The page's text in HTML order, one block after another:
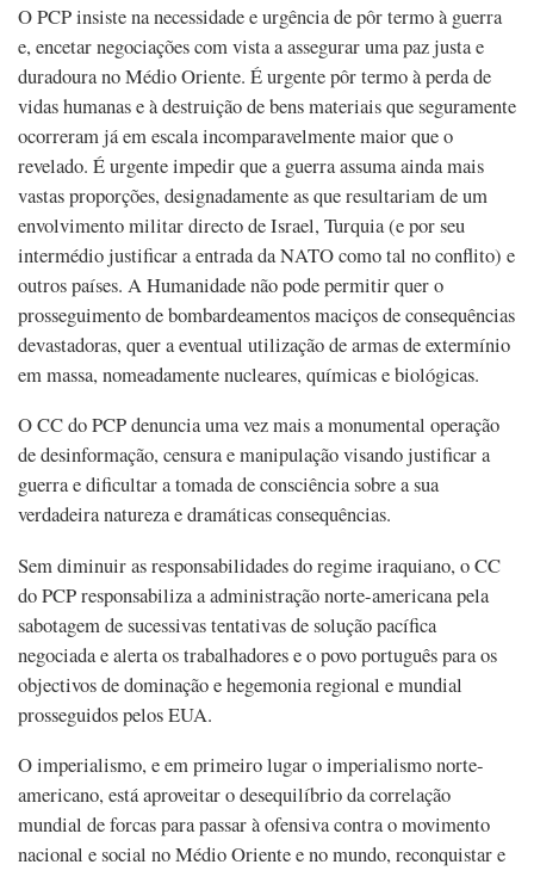
O PCP insiste na necessidade e urgência de pôr termo à guerra
e, encetar negociações com vista a assegurar uma paz justa e
duradoura no Médio Oriente. É urgente pôr termo à perda de
vidas humanas e à destruição de bens materiais que seguramente
ocorreram já em escala incomparavelmente maior que o
revelado. É urgente impedir que a guerra assuma ainda mais
vastas proporções, designadamente as que resultariam de um
envolvimento militar directo de Israel, Turquia (e por seu
intermédio justificar a entrada da NATO como tal no conflito) e
outros países. A Humanidade não pode permitir quer o
prosseguimento de bombardeamentos maciços de consequências
devastadoras, quer a eventual utilização de armas de extermínio
em massa, nomeadamente nucleares, químicas e biológicas.
O CC do PCP denuncia uma vez mais a monumental operação
de desinformação, censura e manipulação visando justificar a
guerra e dificultar a tomada de consciência sobre a sua
verdadeira natureza e dramáticas consequências.
Sem diminuir as responsabilidades do regime iraquiano, o CC
do PCP responsabiliza a administração norte-americana pela
sabotagem de sucessivas tentativas de solução pacífica
negociada e alerta os trabalhadores e o povo português para os
objectivos de dominação e hegemonia regional e mundial
prosseguidos pelos EUA.
O imperialismo, e em primeiro lugar o imperialismo norte-
americano, está aproveitar o desequilíbrio da correlação
mundial de forcas para passar à ofensiva contra o movimento
nacional e social no Médio Oriente e no mundo, reconquistar e